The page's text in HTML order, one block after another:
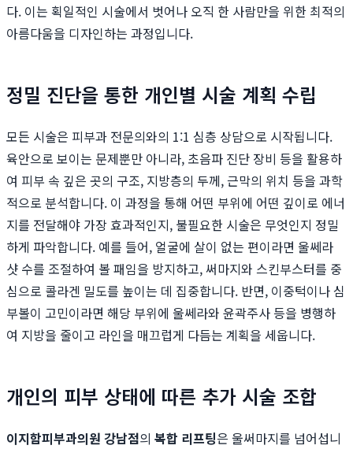
다. 이는 획일적인 시술에서 벗어나 오직 한 사람만을 위한 최적의
아름다움을 디자인하는 과정입니다.
정밀 진단을 통한 개인별 시술 계획 수립
모든 시술은 피부과 전문의와의 1:1 심층 상담으로 시작됩니다.
육안으로 보이는 문제뿐만 아니라, 초음파 진단 장비 등을 활용하
여 피부 속 깊은 곳의 구조, 지방층의 두께, 근막의 위치 등을 과학
적으로 분석합니다. 이 과정을 통해 어떤 부위에 어떤 깊이로 에너
지를 전달해야 가장 효과적인지, 불필요한 시술은 무엇인지 정밀
하게 파악합니다. 예를 들어, 얼굴에 살이 없는 편이라면 울쎄라
샷 수를 조절하여 볼 패임을 방지하고, 써마지와 스킨부스터를 중
심으로 콜라겐 밀도를 높이는 데 집중합니다. 반면, 이중턱이나 심
부볼이 고민이라면 해당 부위에 울쎄라와 윤곽주사 등을 병행하
여 지방을 줄이고 라인을 매끄럽게 다듬는 계획을 세웁니다.
개인의 피부 상태에 따른 추가 시술 조합
이지함피부과의원 강남점의 복합 리프팅은 울써마지를 넘어섭니